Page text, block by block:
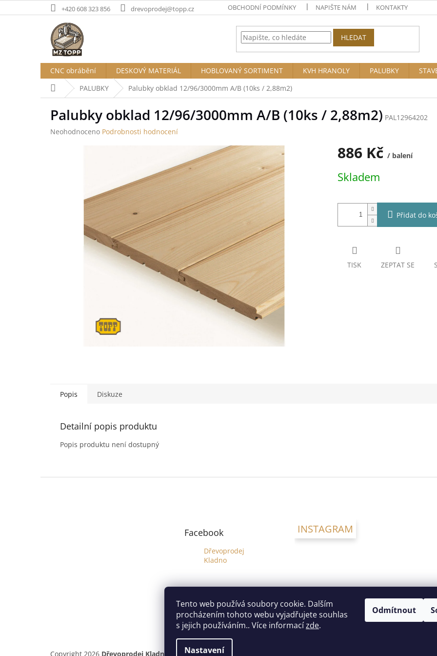
Tento web používá soubory cookie. Dalším
procházením tohoto webu vyjadřujete souhlas
s jejich používáním.. Více informacízde.
Nastavení
Odmítnout
na
+420 608 323 856 drevoprodej@topp.cz OBCHODNÍ PODMÍNKY NAPIŠTE NÁM KONTAKTY
HLEDAT
CNC obrábění DESKOVÝ MATERIÁL HOBLOVANÝ SORTIMENT KVH HRANOLY PALUBKY
Domů PALUBKY Palubky obklad 12/96/3000mm A/B (10ks / 2,88m2)
Palubky obklad 12/96/3000mm A/B (10ks / 2,88m2) PAL12964202
Průměrné
Neohodnoceno Podrobnosti hodnocení
886 Kč / balení
cena:
Skladem
Přidat do
TISK ZEPTAT SE
Popis Diskuze
Detailní popis produktu
Popis produktu není dostupný
Facebook
Dřevoprodej
Kladno
INSTAGRAM
Copyright 2026 Dřevoprodej Kladno . Všechna práva vyhrazena.